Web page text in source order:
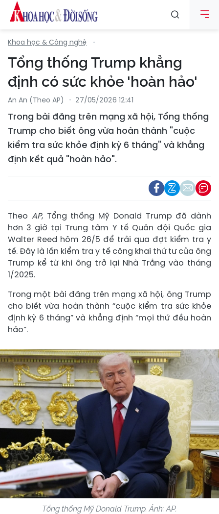
Khoa học & Công nghệ
Tổng thống Trump khẳng
định có sức khỏe 'hoàn hảo'
An An (Theo AP) 27/05/2026 12:41
Trong bài đăng trên mạng xã hội, Tổng thống
Trump cho biết ông vừa hoàn thành "cuộc
kiểm tra sức khỏe định kỳ 6 tháng" và khẳng
định kết quả "hoàn hảo".
Theo AP, Tổng thống Mỹ Donald Trump đã dành
hơn 3 giờ tại Trung tâm Y tế Quân đội Quốc gia
Walter Reed hôm 26/5 để trải qua đợt kiểm tra y
tế. Đây là lần kiểm tra y tế công khai thứ tư của ông
Trump kể từ khi ông trở lại Nhà Trắng vào tháng
1/2025.
Trong một bài đăng trên mạng xã hội, ông Trump
cho biết vừa hoàn thành “cuộc kiểm tra sức khỏe
định kỳ 6 tháng” và khẳng định “mọi thứ đều hoàn
hảo”.
Tổng thống Mỹ Donald Trump. Ảnh: AP.